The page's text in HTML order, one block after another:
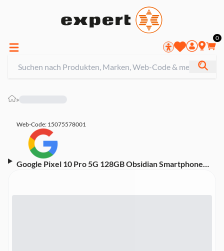
0
»
Web-Code: 15075578001
Google Pixel 10 Pro 5G 128GB Obsidian Smartphone